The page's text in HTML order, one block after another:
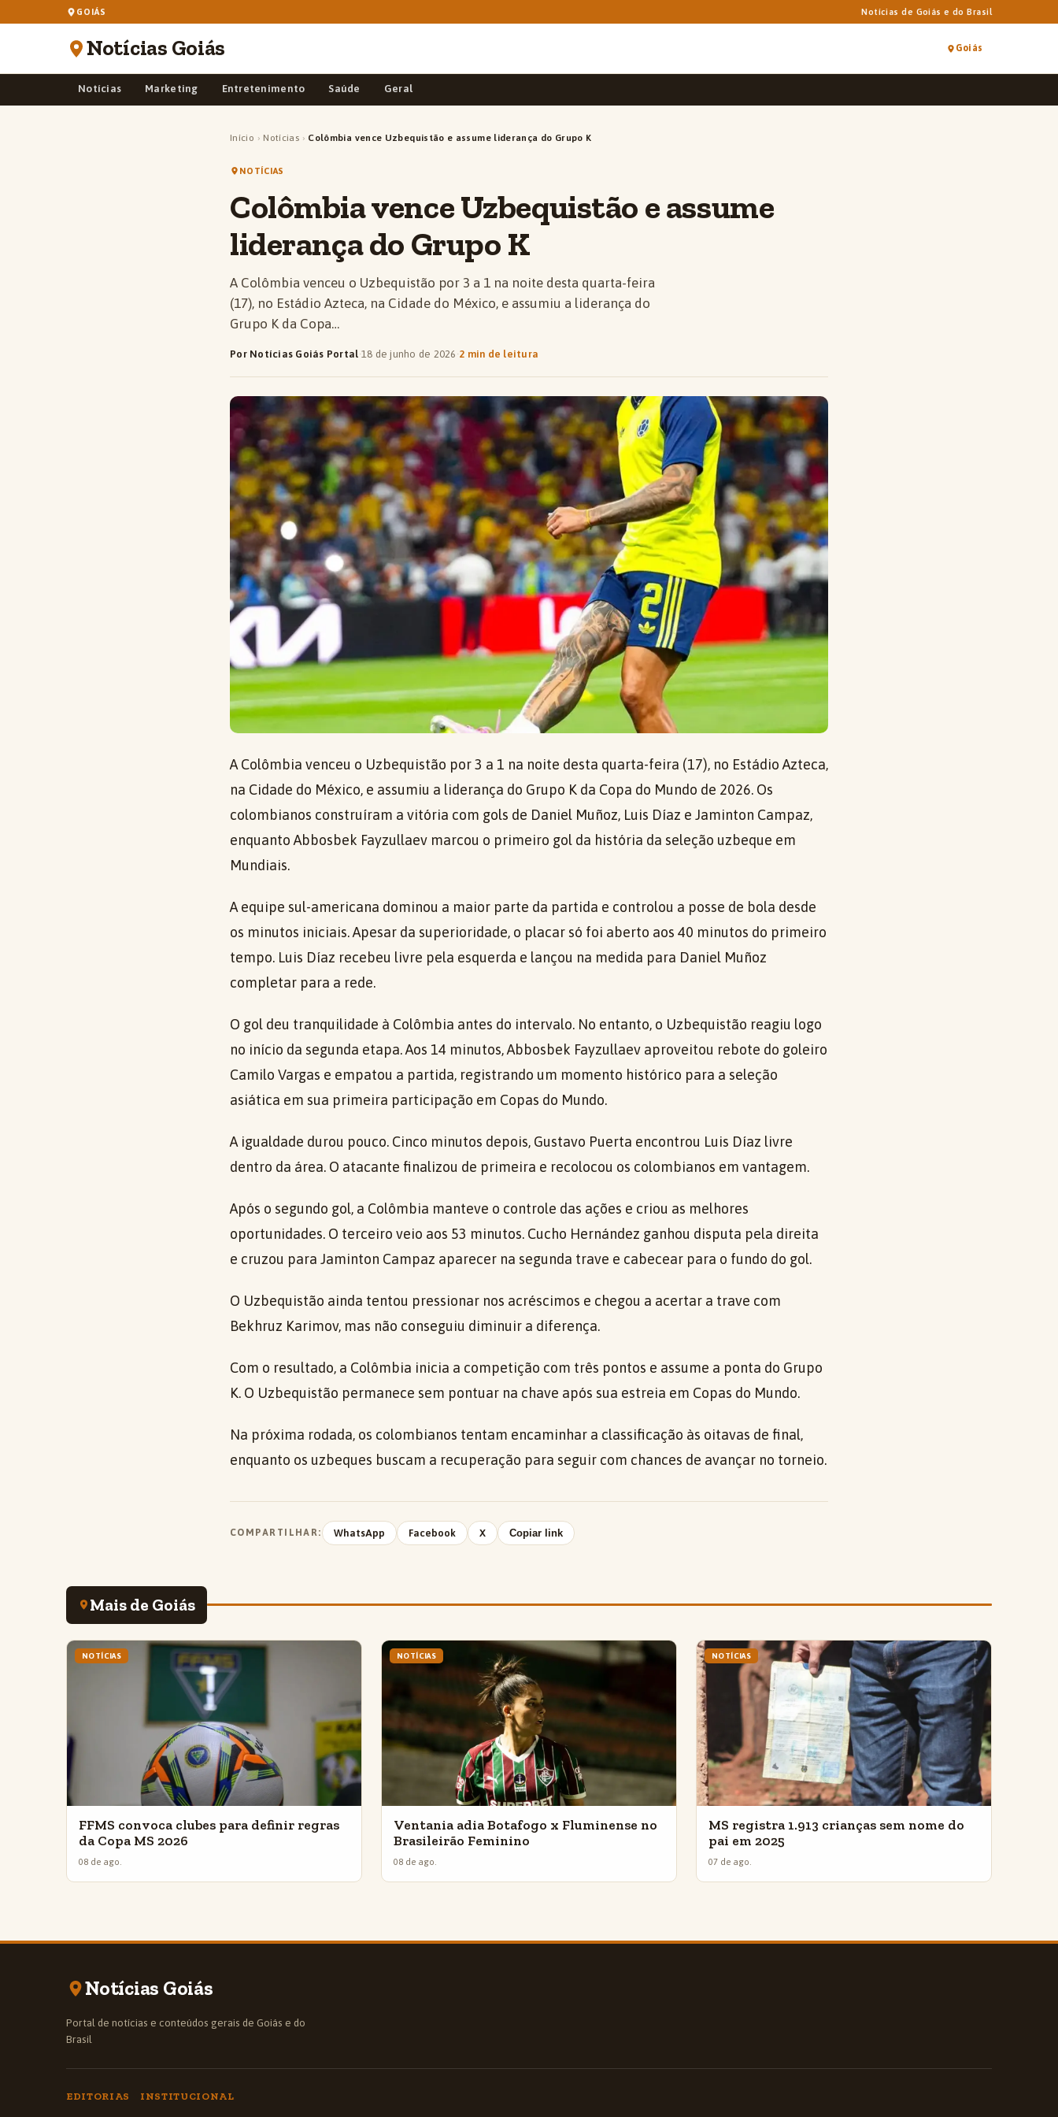
GOIÁS Notícias de Goiás e do Brasil
Notícias Goiás Goiás
Notícias Marketing Entretenimento Saúde Geral
Início › Notícias › Colômbia vence Uzbequistão e assume liderança do Grupo K
NOTÍCIAS
Colômbia vence Uzbequistão e assume
liderança do Grupo K
A Colômbia venceu o Uzbequistão por 3 a 1 na noite desta quarta-feira
(17), no Estádio Azteca, na Cidade do México, e assumiu a liderança do
Grupo K da Copa…
Por Notícias Goiás Portal·18 de junho de 2026 ·2 min de leitura
A Colômbia venceu o Uzbequistão por 3 a 1 na noite desta quarta-feira (17), no Estádio Azteca,
na Cidade do México, e assumiu a liderança do Grupo K da Copa do Mundo de 2026. Os
colombianos construíram a vitória com gols de Daniel Muñoz, Luis Díaz e Jaminton Campaz,
enquanto Abbosbek Fayzullaev marcou o primeiro gol da história da seleção uzbeque em
Mundiais.
A equipe sul-americana dominou a maior parte da partida e controlou a posse de bola desde
os minutos iniciais. Apesar da superioridade, o placar só foi aberto aos 40 minutos do primeiro
tempo. Luis Díaz recebeu livre pela esquerda e lançou na medida para Daniel Muñoz
completar para a rede.
O gol deu tranquilidade à Colômbia antes do intervalo. No entanto, o Uzbequistão reagiu logo
no início da segunda etapa. Aos 14 minutos, Abbosbek Fayzullaev aproveitou rebote do goleiro
Camilo Vargas e empatou a partida, registrando um momento histórico para a seleção
asiática em sua primeira participação em Copas do Mundo.
A igualdade durou pouco. Cinco minutos depois, Gustavo Puerta encontrou Luis Díaz livre
dentro da área. O atacante finalizou de primeira e recolocou os colombianos em vantagem.
Após o segundo gol, a Colômbia manteve o controle das ações e criou as melhores
oportunidades. O terceiro veio aos 53 minutos. Cucho Hernández ganhou disputa pela direita
e cruzou para Jaminton Campaz aparecer na segunda trave e cabecear para o fundo do gol.
O Uzbequistão ainda tentou pressionar nos acréscimos e chegou a acertar a trave com
Bekhruz Karimov, mas não conseguiu diminuir a diferença.
Com o resultado, a Colômbia inicia a competição com três pontos e assume a ponta do Grupo
K. O Uzbequistão permanece sem pontuar na chave após sua estreia em Copas do Mundo.
Na próxima rodada, os colombianos tentam encaminhar a classificação às oitavas de final,
enquanto os uzbeques buscam a recuperação para seguir com chances de avançar no torneio.
COMPARTILHAR: WhatsApp Facebook X Copiar link
Mais de Goiás
NOTÍCIAS
FFMS convoca clubes para definir regras
da Copa MS 2026
08 de ago.
NOTÍCIAS
Ventania adia Botafogo x Fluminense no
Brasileirão Feminino
08 de ago.
NOTÍCIAS
MS registra 1.913 crianças sem nome do
pai em 2025
07 de ago.
Notícias Goiás
Portal de notícias e conteúdos gerais de Goiás e do
Brasil
EDITORIAS INSTITUCIONAL